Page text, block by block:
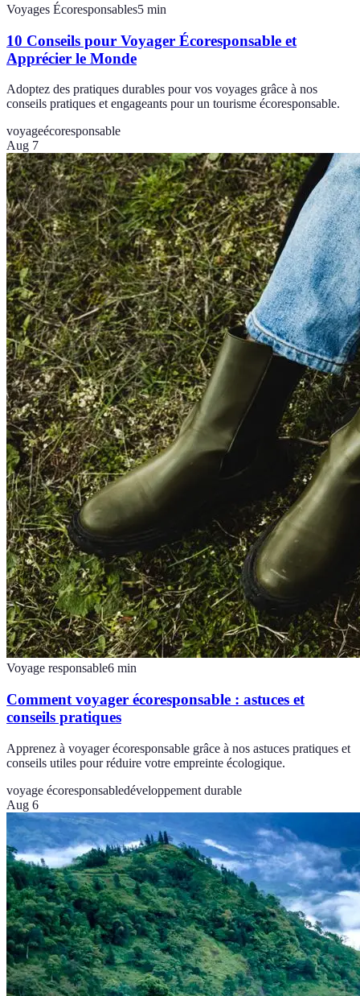
Voyages Écoresponsables5 min
10 Conseils pour Voyager Écoresponsable et
Apprécier le Monde
Adoptez des pratiques durables pour vos voyages grâce à nos
conseils pratiques et engageants pour un tourisme écoresponsable.
voyageécoresponsable
Aug 7
Voyage responsable6 min
Comment voyager écoresponsable : astuces et
conseils pratiques
Apprenez à voyager écoresponsable grâce à nos astuces pratiques et
conseils utiles pour réduire votre empreinte écologique.
voyage écoresponsabledéveloppement durable
Aug 6